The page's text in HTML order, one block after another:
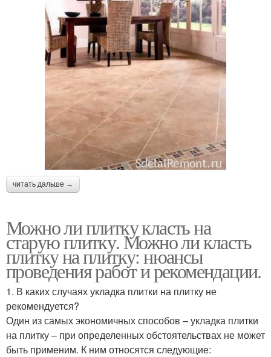
читать дальше →
Можно ли плитку класть на
старую плитку. Можно ли класть
плитку на плитку: нюансы
проведения работ и рекомендации.
1. В каких случаях укладка плитки на плитку не
рекомендуется?
Один из самых экономичных способов – укладка плитки
на плитку – при определенных обстоятельствах не может
быть применим. К ним относятся следующие: